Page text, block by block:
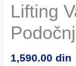
Lifting
1,590.00din